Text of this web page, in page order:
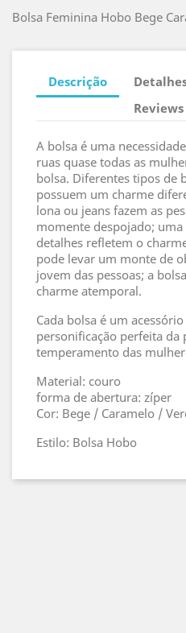
Bolsa Feminina Hobo Bege
Descrição
Reviews
A bolsa é uma
ruas quase todas as
bolsa. Diferentes tipos de
possuem um charme
lona ou jeans fazem as
momente despojado;
detalhes refletem o
pode levar um monte de
jovem das pessoas; a
charme atemporal.
Cada bolsa é um
personificação perfeita da
temperamento das
Material: couro
forma de abertura: zíper
Cor: Bege / Caramelo /
Estilo: Bolsa Hobo